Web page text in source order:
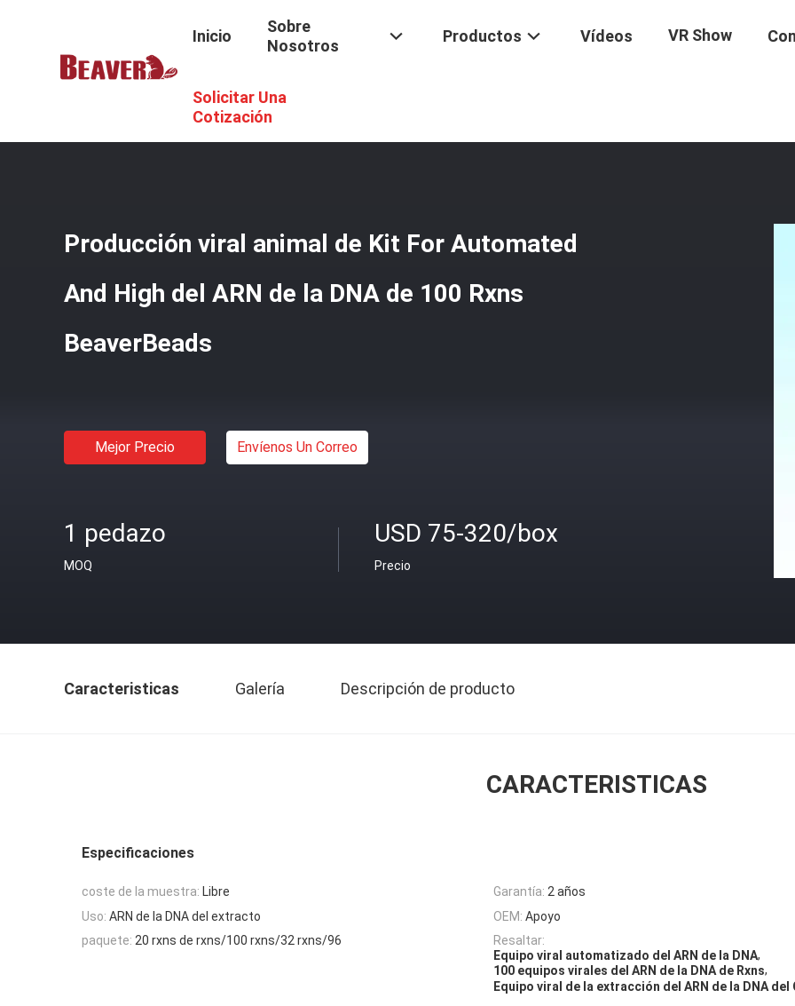
Inicio
Sobre
Nosotros
Productos Vídeos VR Show
Solicitar Una
Cotización
Equipos Ácidos Nucléicos De La Extracción
Producción viral animal de Kit For Automated
And High del ARN de la DNA de 100 Rxns
BeaverBeads
Mejor Precio Envíenos Un Correo
1 pedazo
MOQ
USD 75-320/box
Precio
Caracteristicas Galería Descripción de producto
CARACTERISTICAS
Especificaciones
coste de la muestra: Libre Garantía: 2 años
Uso: ARN de la DNA del extracto OEM: Apoyo
paquete: 20 rxns de rxns/100 rxns/32 rxns/96
Resaltar:
Equipo viral automatizado del ARN de la DNA,
100 equipos virales del ARN de la DNA de Rxns,
Equipo viral de la extracción del ARN de la DNA del